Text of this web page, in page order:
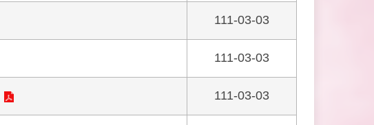
111-03-03
111-03-03
111-03-03